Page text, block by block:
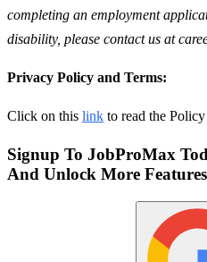
completing an employment
disability, please contact us at
Privacy Policy and Terms:
Click on this link to read the
Signup To JobProMax
And Unlock More Features